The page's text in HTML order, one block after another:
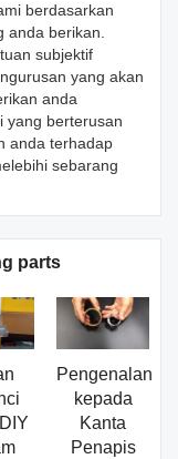
berdasarkan
anda berikan.
subjektif
yang akan
anda
yang berterusan
anda terhadap
sebarang
parts
Pengenalan
kepada
Kanta
Penapis